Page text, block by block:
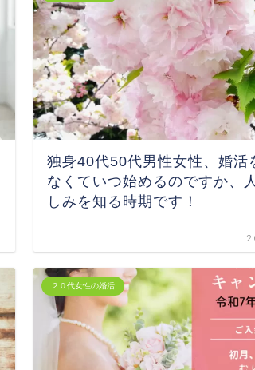
独身40代50代男性女性、婚活
なくていつ始めるのですか、
しみを知る時期です！
２０代女性の婚活